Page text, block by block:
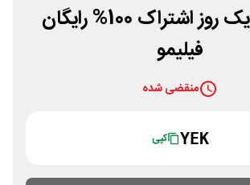
کد هدیه یک روز اشتراک 100% رایگان
فیلیمو
منقضی شده
YEK کپی